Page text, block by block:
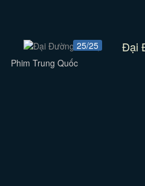
25/25 Đại
Phim Trung Quốc